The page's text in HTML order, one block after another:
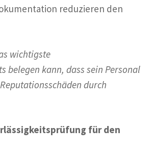
reduzieren den
wichtigste
belegen kann, dass sein Personal
durch
für den